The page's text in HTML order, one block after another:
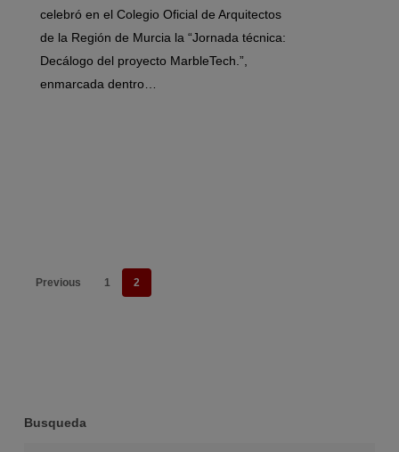
celebró en el Colegio Oficial de Arquitectos
de la Región de Murcia la “Jornada técnica:
Decálogo del proyecto MarbleTech.”,
enmarcada dentro…
Previous 1 2
Busqueda